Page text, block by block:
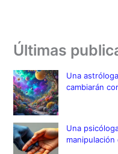
Últimas
Una
cambiarán
Una